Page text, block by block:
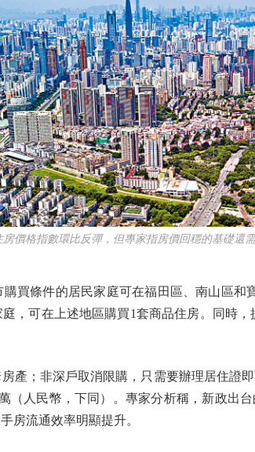
格指數環比反彈，但專家指房價回穩的基礎還需
條件的居民家庭可在福田區、南山區和
，可在上述地區購買1套商品住房。同時
；非深戶取消限購，只需要辦理居住證
（人民幣，下同）。專家分析稱，新政出
房流通效率明顯提升。